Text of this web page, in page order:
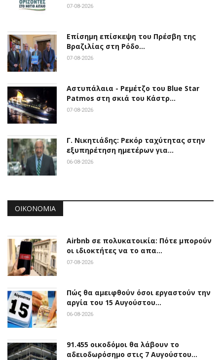
07-08-2026
Επίσημη επίσκεψη του Πρέσβη της
Βραζιλίας στη Ρόδο…
07-08-2026
Αστυπάλαια - Ρεμέτζο του Blue Star
Patmos στη σκιά του Κάστρ…
07-08-2026
Γ. Νικητιάδης: Ρεκόρ ταχύτητας στην
εξυπηρέτηση ημετέρων για…
06-08-2026
ΟΙΚΟΝΟΜΊΑ
Airbnb σε πολυκατοικία: Πότε μπορούν
οι ιδιοκτήτες να το απα…
07-08-2026
Πώς θα αμειφθούν όσοι εργαστούν την
αργία του 15 Αυγούστου…
06-08-2026
91.455 οικοδόμοι θα λάβουν το
αδειοδωρόσημο στις 7 Αυγούστου…